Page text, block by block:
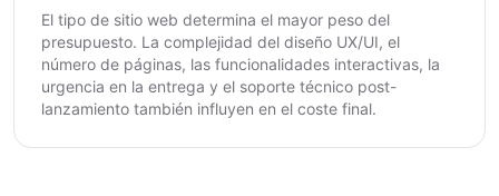
El tipo de sitio web determina el mayor peso del
presupuesto. La complejidad del diseño UX/UI, el
número de páginas, las funcionalidades interactivas, la
urgencia en la entrega y el soporte técnico post-
lanzamiento también influyen en el coste final.